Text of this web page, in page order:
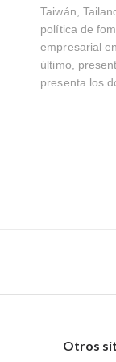
Taiwán,
política de
empresarial
último,
presenta los
Otros